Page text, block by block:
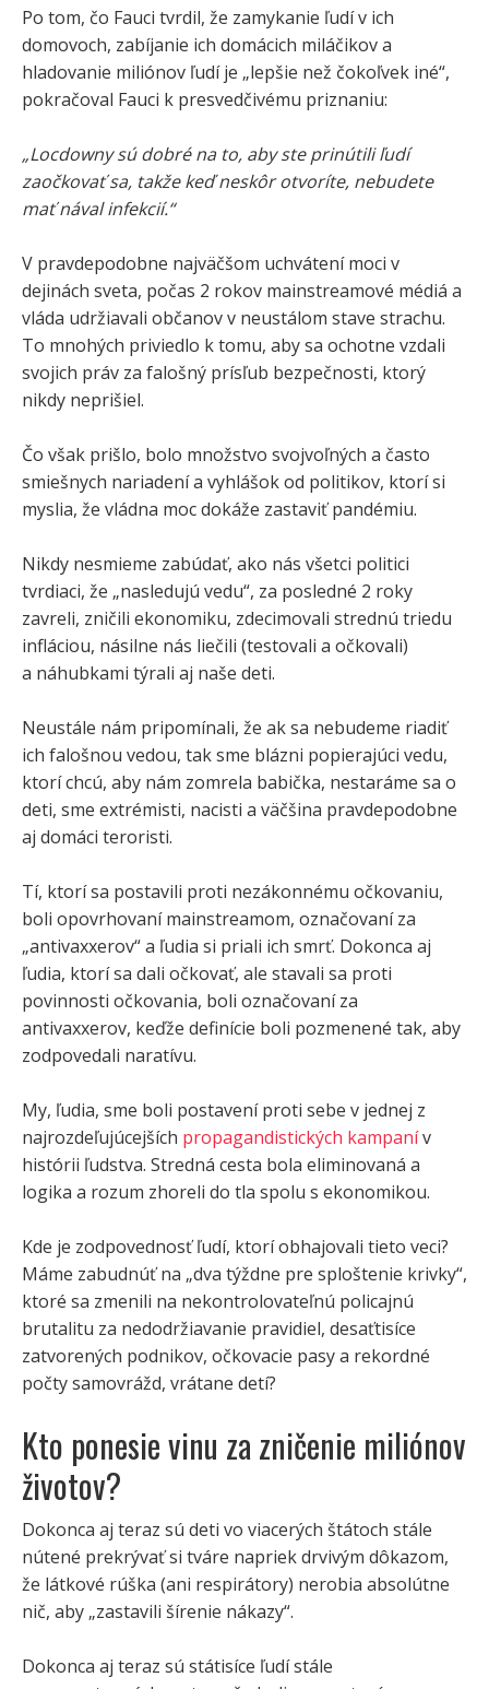
Po tom, čo Fauci tvrdil, že zamykanie ľudí v ich
domovoch, zabíjanie ich domácich miláčikov a
hladovanie miliónov ľudí je „lepšie než čokoľvek iné“,
pokračoval Fauci k presvedčivému priznaniu:
„Locdowny sú dobré na to, aby ste prinútili ľudí
zaočkovať sa, takže keď neskôr otvoríte, nebudete
mať nával infekcií.“
V pravdepodobne najväčšom uchvátení moci v
dejinách sveta, počas 2 rokov mainstreamové médiá a
vláda udržiavali občanov v neustálom stave strachu.
To mnohých priviedlo k tomu, aby sa ochotne vzdali
svojich práv za falošný prísľub bezpečnosti, ktorý
nikdy neprišiel.
Čo však prišlo, bolo množstvo svojvoľných a často
smiešnych nariadení a vyhlášok od politikov, ktorí si
myslia, že vládna moc dokáže zastaviť pandémiu.
Nikdy nesmieme zabúdať, ako nás všetci politici
tvrdiaci, že „nasledujú vedu“, za posledné 2 roky
zavreli, zničili ekonomiku, zdecimovali strednú triedu
infláciou, násilne nás liečili (testovali a očkovali)
a náhubkami týrali aj naše deti.
Neustále nám pripomínali, že ak sa nebudeme riadiť
ich falošnou vedou, tak sme blázni popierajúci vedu,
ktorí chcú, aby nám zomrela babička, nestaráme sa o
deti, sme extrémisti, nacisti a väčšina pravdepodobne
aj domáci teroristi.
Tí, ktorí sa postavili proti nezákonnému očkovaniu,
boli opovrhovaní mainstreamom, označovaní za
„antivaxxerov“ a ľudia si priali ich smrť. Dokonca aj
ľudia, ktorí sa dali očkovať, ale stavali sa proti
povinnosti očkovania, boli označovaní za
antivaxxerov, keďže definície boli pozmenené tak, aby
zodpovedali naratívu.
My, ľudia, sme boli postavení proti sebe v jednej z
najrozdeľujúcejších propagandistických kampanív
histórii ľudstva. Stredná cesta bola eliminovaná a
logika a rozum zhoreli do tla spolu s ekonomikou.
Kde je zodpovednosť ľudí, ktorí obhajovali tieto veci?
Máme zabudnúť na „dva týždne pre sploštenie krivky“,
ktoré sa zmenili na nekontrolovateľnú policajnú
brutalitu za nedodržiavanie pravidiel, desaťtisíce
zatvorených podnikov, očkovacie pasy a rekordné
počty samovrážd, vrátane detí?
Kto ponesie vinu za zničenie miliónov
životov?
Dokonca aj teraz sú deti vo viacerých štátoch stále
nútené prekrývať si tváre napriek drvivým dôkazom,
že látkové rúška (ani respirátory) nerobia absolútne
nič, aby „zastavili šírenie nákazy“.
Dokonca aj teraz sú státisíce ľudí stále